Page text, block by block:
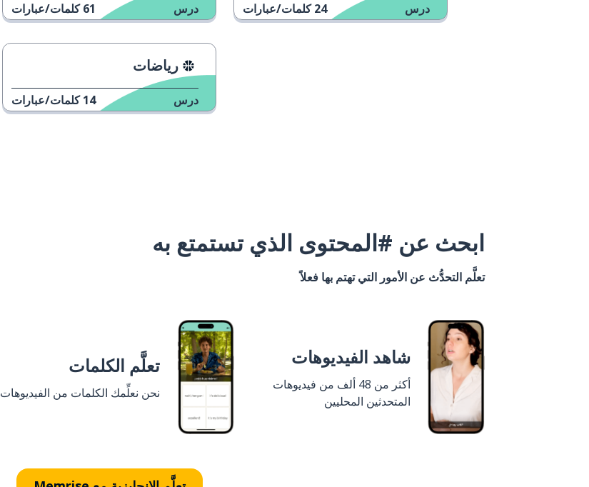
درس 24 كلمات/عبارات درس 61 كلمات/عبارات
رياضات
درس 14 كلمات/عبارات
ابحث عن #المحتوى الذي تستمتع به
تعلَّم التحدُّث عن الأمور التي تهتم بها فعلاً
شاهد الفيديوهات
أكثر من 48 ألف من فيديوهات
المتحدثين المحليين
تعلَّم الكلمات
نحن نعلِّمك الكلمات من الفيديوهات